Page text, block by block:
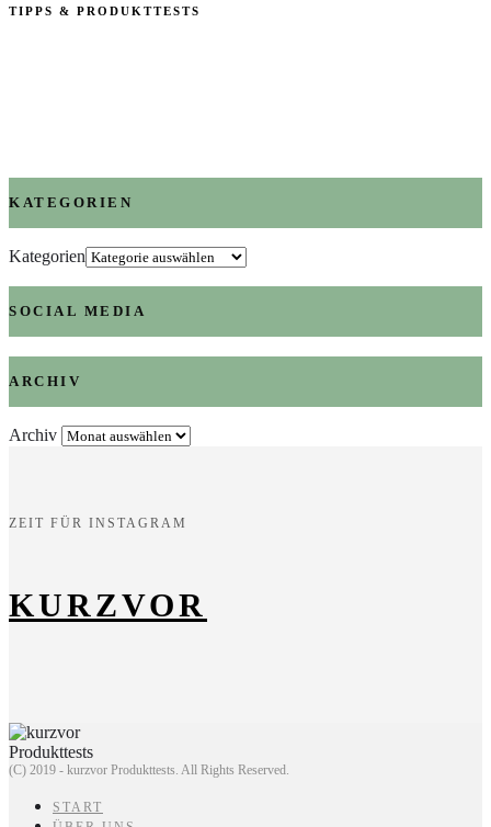
TIPPS & PRODUKTTESTS
KATEGORIEN
Kategorien
SOCIAL MEDIA
ARCHIV
Archiv
ZEIT FÜR INSTAGRAM
KURZVOR
(C) 2019 - kurzvor Produkttests. All Rights Reserved.
START